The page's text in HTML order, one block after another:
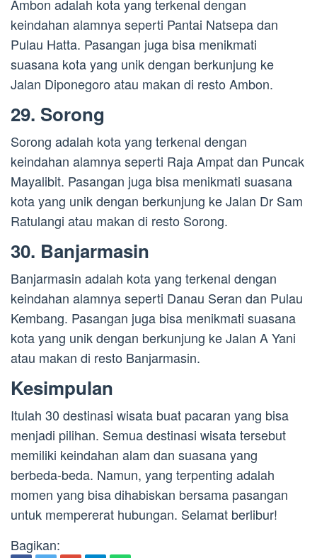
Ambon adalah kota yang terkenal dengan
keindahan alamnya seperti Pantai Natsepa dan
Pulau Hatta. Pasangan juga bisa menikmati
suasana kota yang unik dengan berkunjung ke
Jalan Diponegoro atau makan di resto Ambon.
29. Sorong
Sorong adalah kota yang terkenal dengan
keindahan alamnya seperti Raja Ampat dan Puncak
Mayalibit. Pasangan juga bisa menikmati suasana
kota yang unik dengan berkunjung ke Jalan Dr Sam
Ratulangi atau makan di resto Sorong.
30. Banjarmasin
Banjarmasin adalah kota yang terkenal dengan
keindahan alamnya seperti Danau Seran dan Pulau
Kembang. Pasangan juga bisa menikmati suasana
kota yang unik dengan berkunjung ke Jalan A Yani
atau makan di resto Banjarmasin.
Kesimpulan
Itulah 30 destinasi wisata buat pacaran yang bisa
menjadi pilihan. Semua destinasi wisata tersebut
memiliki keindahan alam dan suasana yang
berbeda-beda. Namun, yang terpenting adalah
momen yang bisa dihabiskan bersama pasangan
untuk mempererat hubungan. Selamat berlibur!
Bagikan: